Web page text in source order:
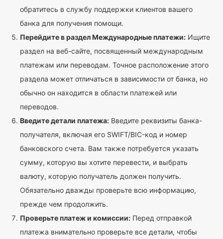
обратитесь в службу поддержки клиентов вашего
банка для получения помощи.
Перейдите в раздел Международные платежи: Ищите
раздел на веб-сайте, посвященный международным
платежам или переводам. Точное расположение этого
раздела может отличаться в зависимости от банка, но
обычно он находится в области платежей или
переводов.
Введите детали платежа: Введите реквизиты банка-
получателя, включая его SWIFT/BIC-код и номер
банковского счета. Вам также потребуется указать
сумму, которую вы хотите перевести, и выбрать
валюту, которую получатель должен получить.
Обязательно дважды проверьте всю информацию,
прежде чем продолжить.
Проверьте платеж и комиссии: Перед отправкой
платежа внимательно проверьте все детали, чтобы